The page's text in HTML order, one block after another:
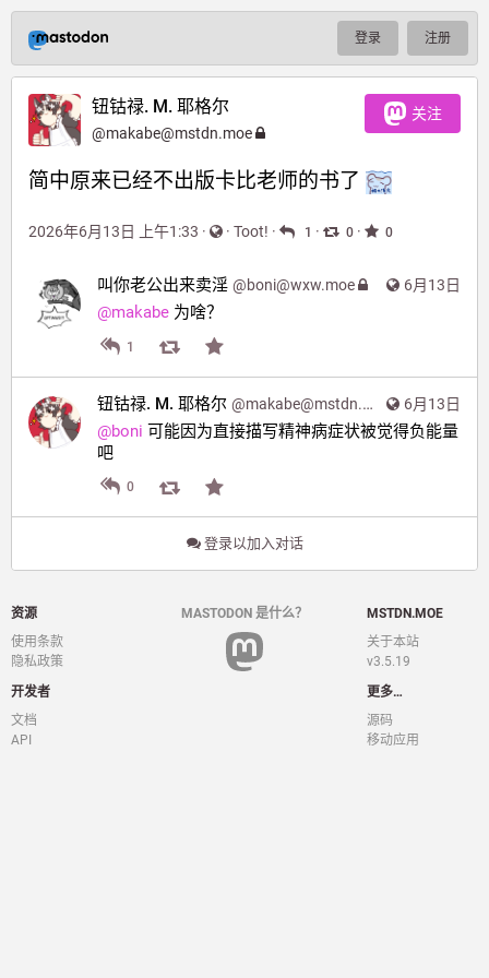
登录 注册
钮钴禄. M. 耶格尔
@makabe@mstdn.moe
关注
简中原来已经不出版卡比老师的书了
2026年6月13日 上午1:33 · · Toot! · 1 · 0 · 0
6月13日
叫你老公出来卖淫 @boni@wxw.moe
@makabe 为啥？
1
6月13日
钮钴禄. M. 耶格尔 @makabe@mstdn.moe
@boni 可能因为直接描写精神病症状被觉得负能量
吧
0
登录以加入对话
资源
使用条款
隐私政策
开发者
文档
API
MASTODON 是什么？
MSTDN.MOE
关于本站
v3.5.19
更多…
源码
移动应用